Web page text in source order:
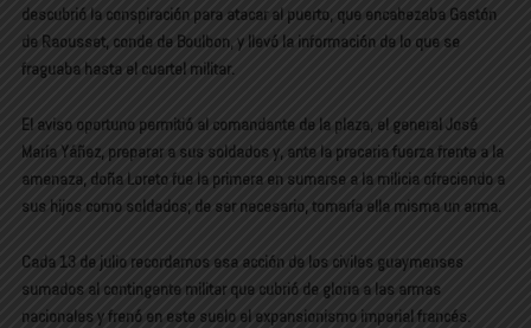
descubrió la conspiración para atacar al puerto, que encabezaba Gastón
de Raousset, conde de Boulbon, y llevó la información de lo que se
fraguaba hasta el cuartel militar.
El aviso oportuno permitió al comandante de la plaza, el general José
María Yáñez, preparar a sus soldados y, ante la precaria fuerza frente a la
amenaza, doña Loreto fue la primera en sumarse a la milicia ofreciendo a
sus hijos como soldados; de ser necesario, tomaría ella misma un arma.
Cada 13 de julio recordamos esa acción de los civiles guaymenses
sumados al contingente militar que cubrió de gloria a las armas
nacionales y frenó en este suelo el expansionismo imperial francés.